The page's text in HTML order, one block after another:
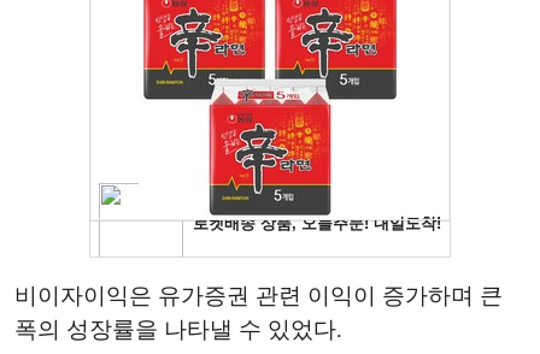
비이자이익은 유가증권 관련 이익이 증가하며 큰
폭의 성장률을 나타낼 수 있었다.